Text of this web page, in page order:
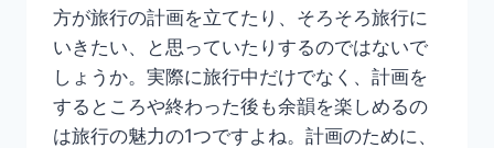
方が旅行の計画を立てたり、そろそろ旅行に
いきたい、と思っていたりするのではないで
しょうか。実際に旅行中だけでなく、計画を
するところや終わった後も余韻を楽しめるの
は旅行の魅力の1つですよね。計画のために、